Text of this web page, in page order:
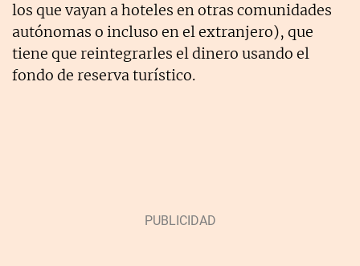
los que vayan a hoteles en otras comunidades
autónomas o incluso en el extranjero), que
tiene que reintegrarles el dinero usando el
fondo de reserva turístico.